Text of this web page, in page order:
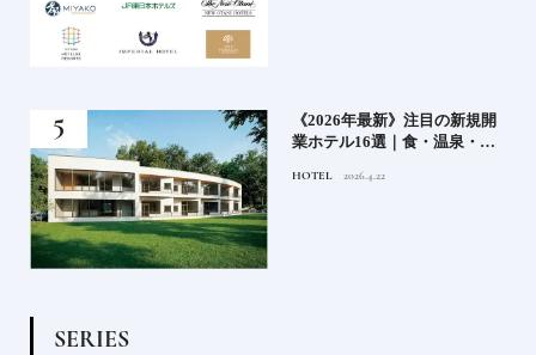
《2026年最新》注目の新規開
業ホテル16選｜食・温泉・リ
HOTEL 2026.4.22
SERIES